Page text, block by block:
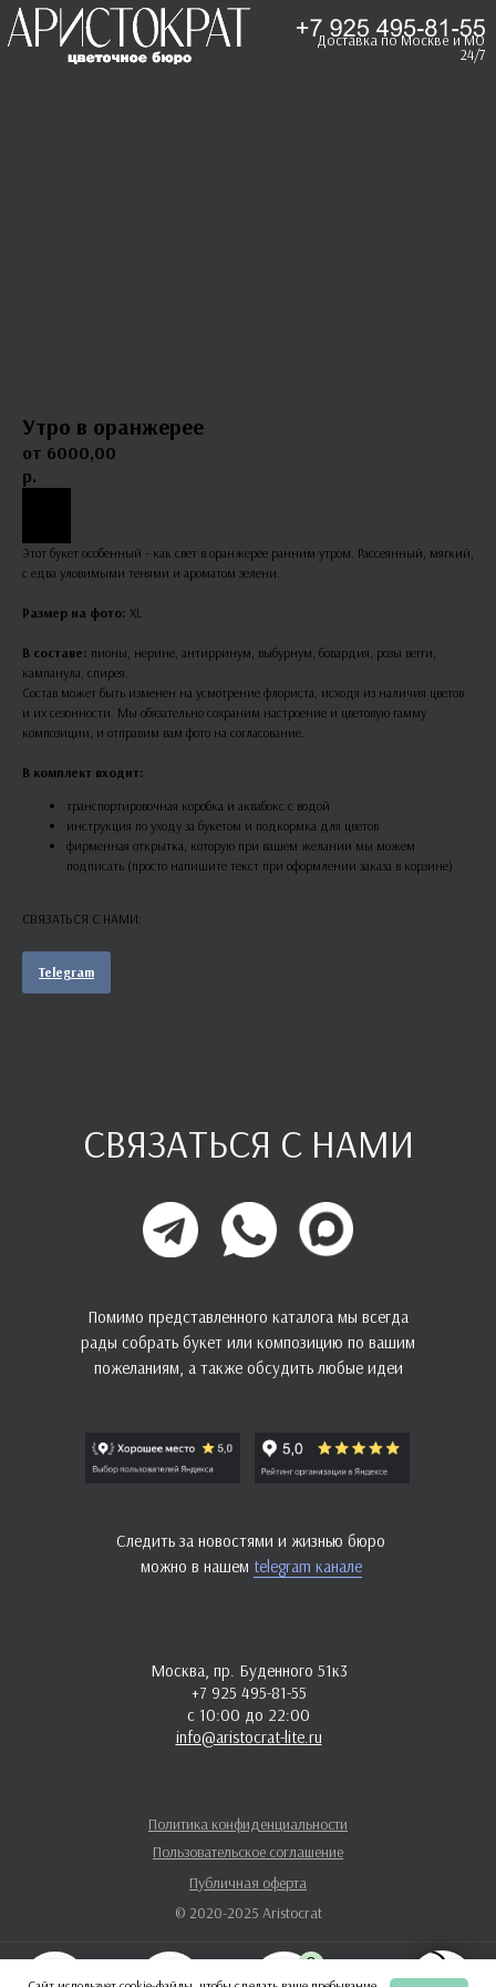
Доставка по Москве и МО
24/7
0
Утро в оранжерее
6000,00
р.
Этот букет особенный - как свет в оранжерее ранним утром. Рассеянный, мягкий,
с едва уловимыми тенями и ароматом зелени.
Размер на фото: XL
В составе: пионы, нерине, антирринум, выбурнум, бовардия, розы вегги,
кампанула, спирея.
Состав может быть изменен на усмотрение флориста, исходя из наличия цветов
и их сезонности. Мы обязательно сохраним настроение и цветовую гамму
композиции, и отправим вам фото на согласование.
В комплект входит:
транспортировочная коробка и аквабокс с водой
инструкция по уходу за букетом и подкормка для цветов
фирменная открытка, которую при вашем желании мы можем
подписать (просто напишите текст при оформлении заказа в корзине)
СВЯЗАТЬСЯ С НАМИ:
Telegram
Москва, пр. Буденного 51к3
+7 925 495-81-55
с 10:00 до 22:00
info@aristocrat-lite.ru
© 2020-2025 Aristocrat
Публичная оферта
Пользовательское соглашение
Политика конфиденциальности
СВЯЗАТЬСЯ С НАМИ
Помимо представленного каталога мы всегда
рады собрать букет или композицию по вашим
пожеланиям, а также обсудить любые идеи
Следить за новостями и жизнью бюро
можно в нашем telegram канале